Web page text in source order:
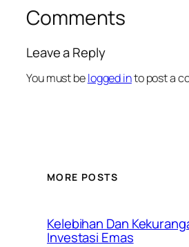
Comments
Leave a Reply
You must belogged into post a
MORE POSTS
Kelebihan Dan
Investasi Emas